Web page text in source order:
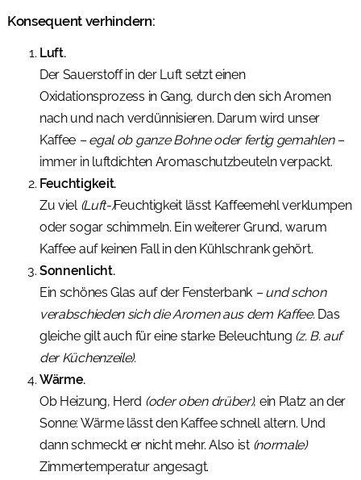
Konsequent verhindern:
Luft.
Der Sauerstoff in der Luft setzt einen
Oxidationsprozess in Gang, durch den sich Aromen
nach und nach verdünnisieren. Darum wird unser
Kaffee – egal ob ganze Bohne oder fertig gemahlen –
immer in luftdichten Aromaschutzbeuteln verpackt.
Feuchtigkeit.
Zu viel (Luft-)Feuchtigkeit lässt Kaffeemehl verklumpen
oder sogar schimmeln. Ein weiterer Grund, warum
Kaffee auf keinen Fall in den Kühlschrank gehört.
Sonnenlicht.
Ein schönes Glas auf der Fensterbank – und schon
verabschieden sich die Aromen aus dem Kaffee.Das
gleiche gilt auch für eine starke Beleuchtung (z. B. auf
der Küchenzeile).
Wärme.
Ob Heizung, Herd (oder oben drüber), ein Platz an der
Sonne: Wärme lässt den Kaffee schnell altern. Und
dann schmeckt er nicht mehr. Also ist (normale)
Zimmertemperatur angesagt.